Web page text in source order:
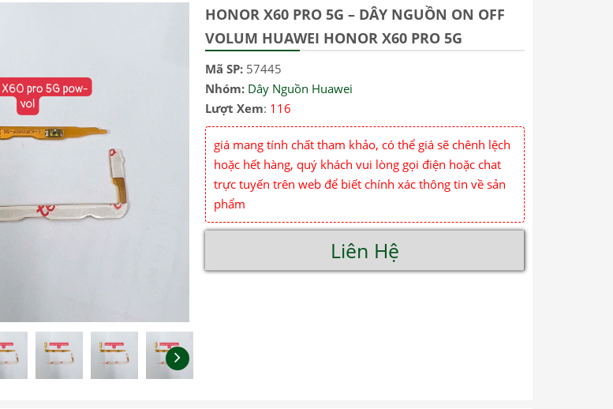
HONOR X60 PRO 5G – DÂY NGUỒN ON OFF
VOLUM HUAWEI HONOR X60 PRO 5G
Mã SP: 57445
Nhóm: Dây Nguồn Huawei
Lượt Xem: 116
giá mang tính chất tham khảo, có thể giá sẽ chênh lệch
hoặc hết hàng, quý khách vui lòng gọi điện hoặc chat
trực tuyến trên web để biết chính xác thông tin về sản
phẩm
Liên Hệ